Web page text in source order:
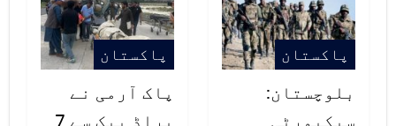
پاکستان
بلوچستان:
سیکیورٹی
پاکستان
پاک آرمی نے
براڈ پیک سے 7